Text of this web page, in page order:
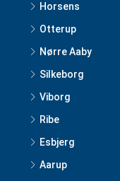
Horsens
Otterup
Nørre Aaby
Silkeborg
Viborg
Ribe
Esbjerg
Aarup